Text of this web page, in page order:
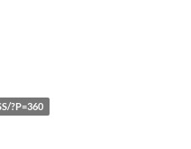
?P=360